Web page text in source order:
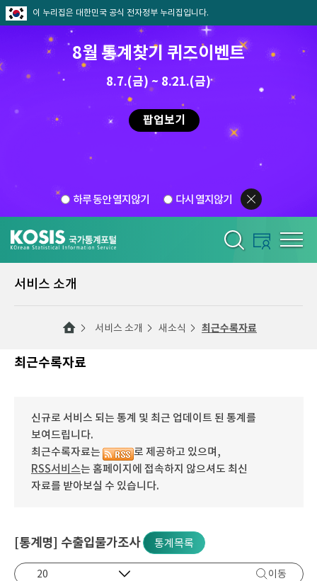
이 누리집은 대한민국 공식 전자정부 누리집입니다.
8월 통계찾기 퀴즈이벤트
8.7.(금) ~ 8.21.(금)
팝업보기
하루 동안 열지않기 다시 열지않기
서비스 소개
서비스 소개 새소식 최근수록자료
최근수록자료
신규로 서비스 되는 통계 및 최근 업데이트 된 통계를
보여드립니다.
최근수록자료는
로 제공하고 있으며,
RSS서비스는 홈페이지에 접속하지 않으셔도 최신
자료를 받아보실 수 있습니다.
[통계명] 수출입물가조사 통계목록
이동